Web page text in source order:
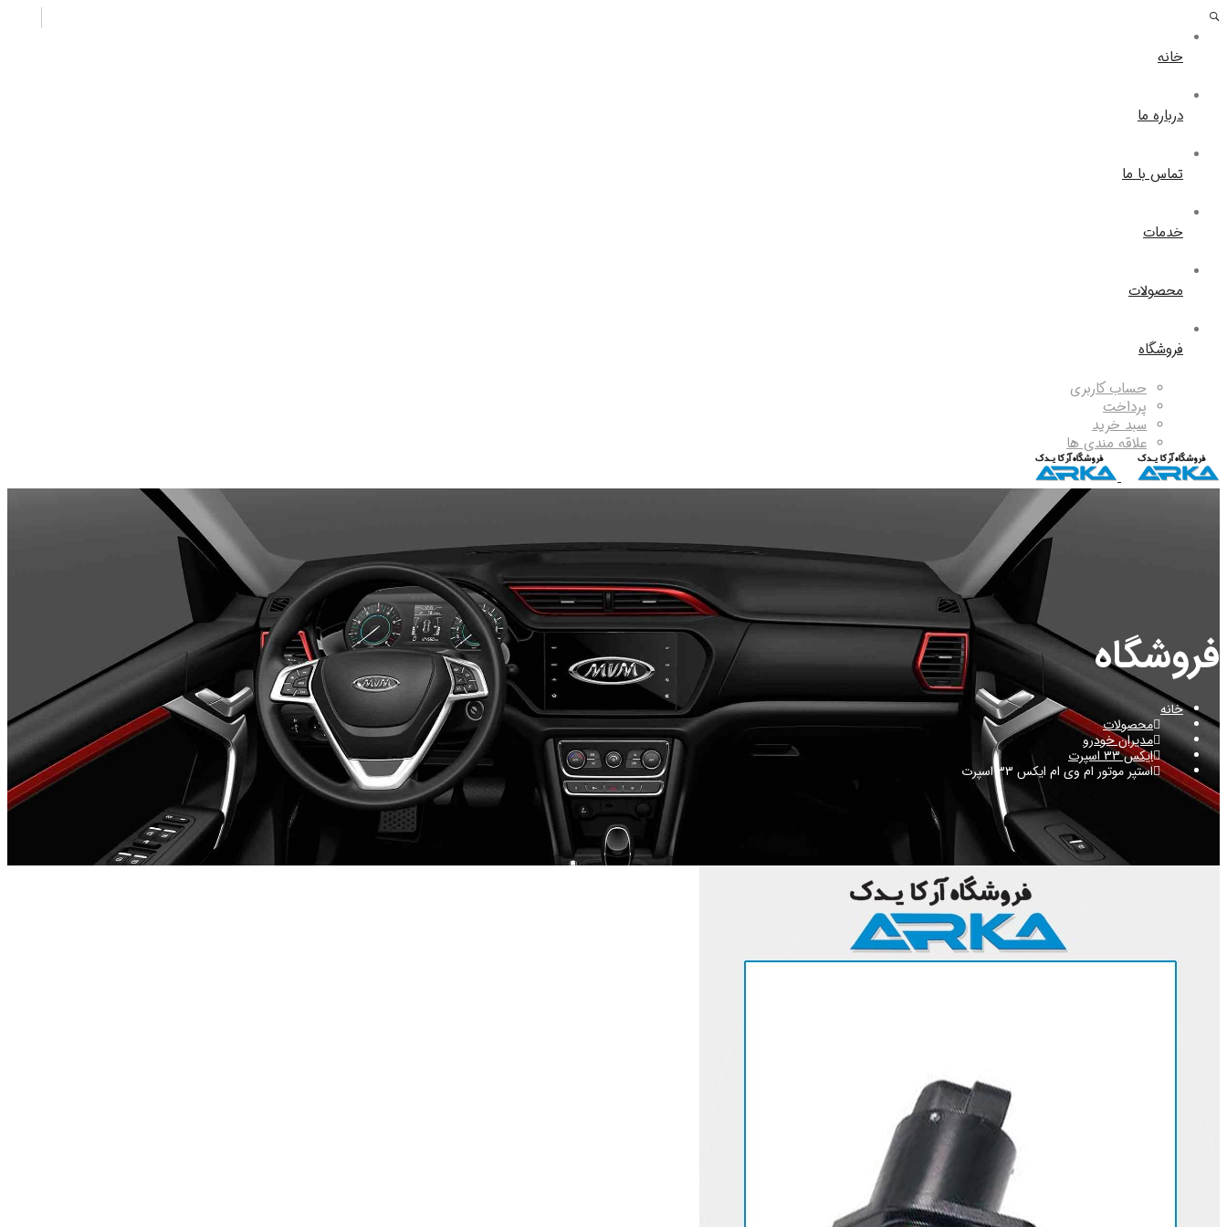
خانه
درباره ما
تماس با ما
خدمات
محصولات
فروشگاه
حساب کاربری
پرداخت
سبد خرید
علاقه مندی ها
فروشگاه
خانه
محصولات
مدیران خودرو
ایکس 33 اسپرت
استپر موتور ام وی ام ایکس 33 اسپرت